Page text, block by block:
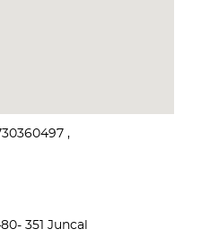
351 Juncal